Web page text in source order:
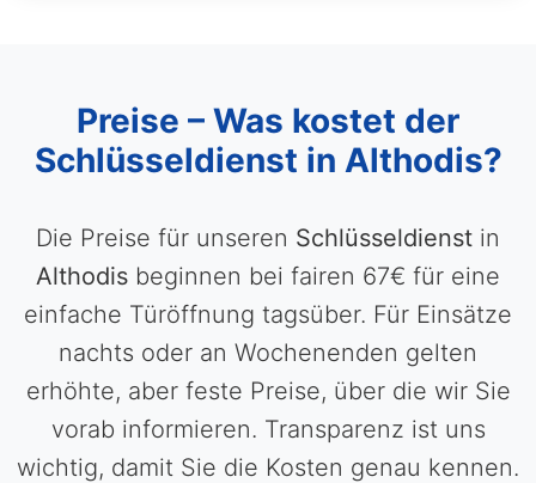
Preise – Was kostet der
Schlüsseldienst in Althodis?
Die Preise für unseren Schlüsseldienst in
Althodis beginnen bei fairen 67€ für eine
einfache Türöffnung tagsüber. Für Einsätze
nachts oder an Wochenenden gelten
erhöhte, aber feste Preise, über die wir Sie
vorab informieren. Transparenz ist uns
wichtig, damit Sie die Kosten genau kennen.